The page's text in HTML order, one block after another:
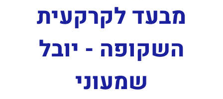
מבעד לקרקעית
השקופה - יובל
שמעוני